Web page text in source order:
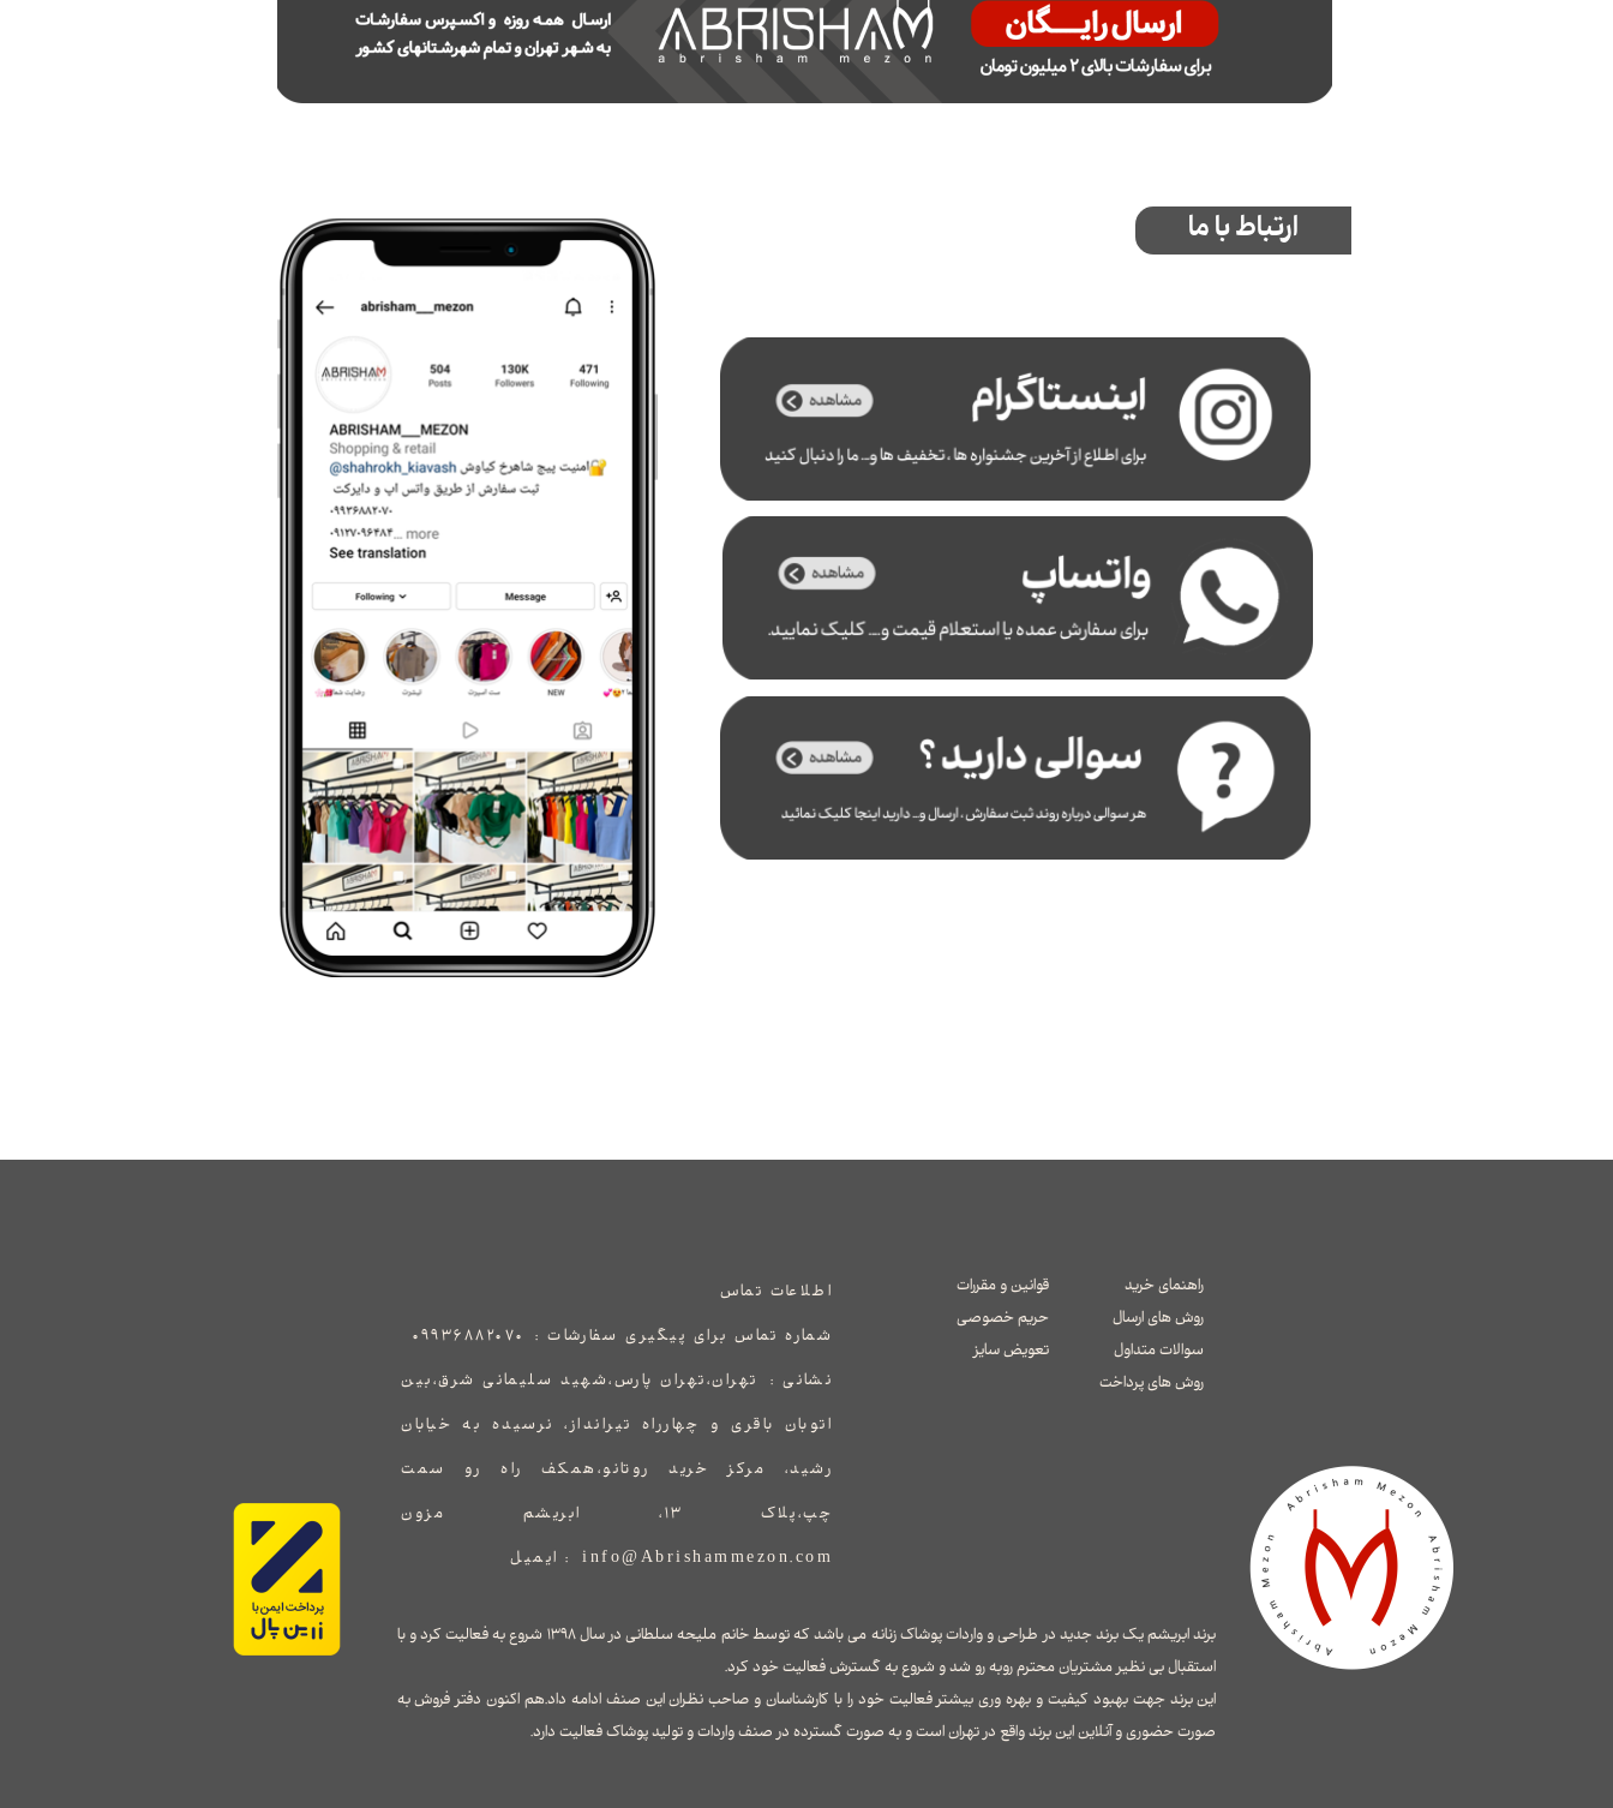
ارتباط با ما
برند ابریشم یک برند جدید در طراحی و واردات پوشاک زنانه می باشد که توسط خانم ملیحه سلطانی در سال ۱۳۹۸ شروع به فعالیت کرد و با
استقبال بی نظیر مشتریان محترم روبه رو شد و شروع به گسترش فعالیت خود کرد.
این برند جهت بهبود کیفیت و بهره وری بیشتر فعالیت خود را با کارشناسان و صاحب نظران این صنف ادامه داد.هم اکنون دفتر فروش به
صورت حضوری و آنلاین این برند واقع در تهران است و به صورت گسترده در صنف واردات و تولید پوشاک فعالیت دارد.
راهنمای خرید
روش های ارسال
سوالات متداول
​​​​​​​روش های پرداخت
قوانین و مقررات
حریم خصوصی
تعویض سایز
اطلاعات تماس
شماره تماس برای پیگیری سفارشات : ۰۹۹۳۶۸۸۲۰۷۰
نشانی : ​​​​​​​​​​​​​​تهران،تهران پارس،شهید سلیمانی شرق،بین
اتوبان باقری و چهارراه تیرانداز، نرسیده به خیابان
رشید، مرکز خرید روتانو،همکف راه رو سمت
چپ،پلاک ۱۳، ابریشم مزون
info@Abrishammezon.com : ایمیل